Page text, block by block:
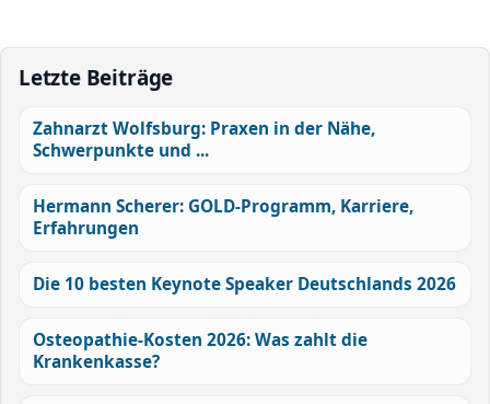
Letzte Beiträge
Zahnarzt Wolfsburg: Praxen in der Nähe,
Schwerpunkte und ...
Hermann Scherer: GOLD-Programm, Karriere,
Erfahrungen
Die 10 besten Keynote Speaker Deutschlands 2026
Osteopathie-Kosten 2026: Was zahlt die
Krankenkasse?